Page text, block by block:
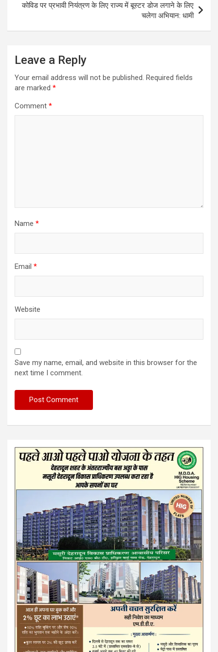
कोविड पर प्रभावी नियंत्रण के लिए राज्य में बूस्टर डोज लगाने के लिए
चलेगा अभियान: धामी
Leave a Reply
Your email address will not be published. Required fields
are marked *
Comment *
Name *
Email *
Website
Save my name, email, and website in this browser for the
next time I comment.